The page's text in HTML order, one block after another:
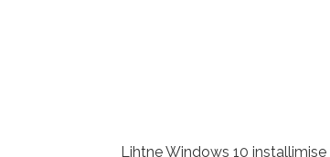
Lihtne Windows 10